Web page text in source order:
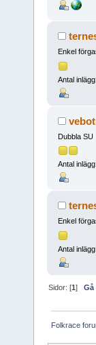
Enkel
Antal
Dubbla SU
Antal
Enkel
Antal
Sidor: [1]Gå
Folkrace